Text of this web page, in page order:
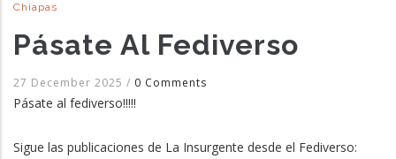
Chiapas
Pásate Al Fediverso
27 December 2025 / 0 Comments
Pásate al fediverso!!!!!
Sigue las publicaciones de La Insurgente desde el Fediverso: